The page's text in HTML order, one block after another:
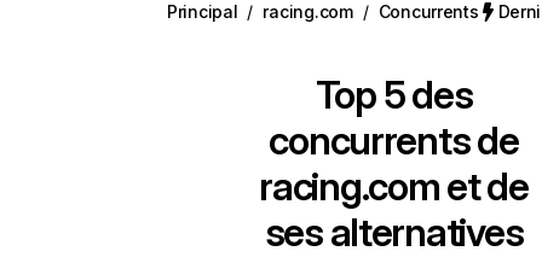
Principal / racing.com / Concurrents
Top 5 des
concurrents de
racing.com et de
ses alternatives